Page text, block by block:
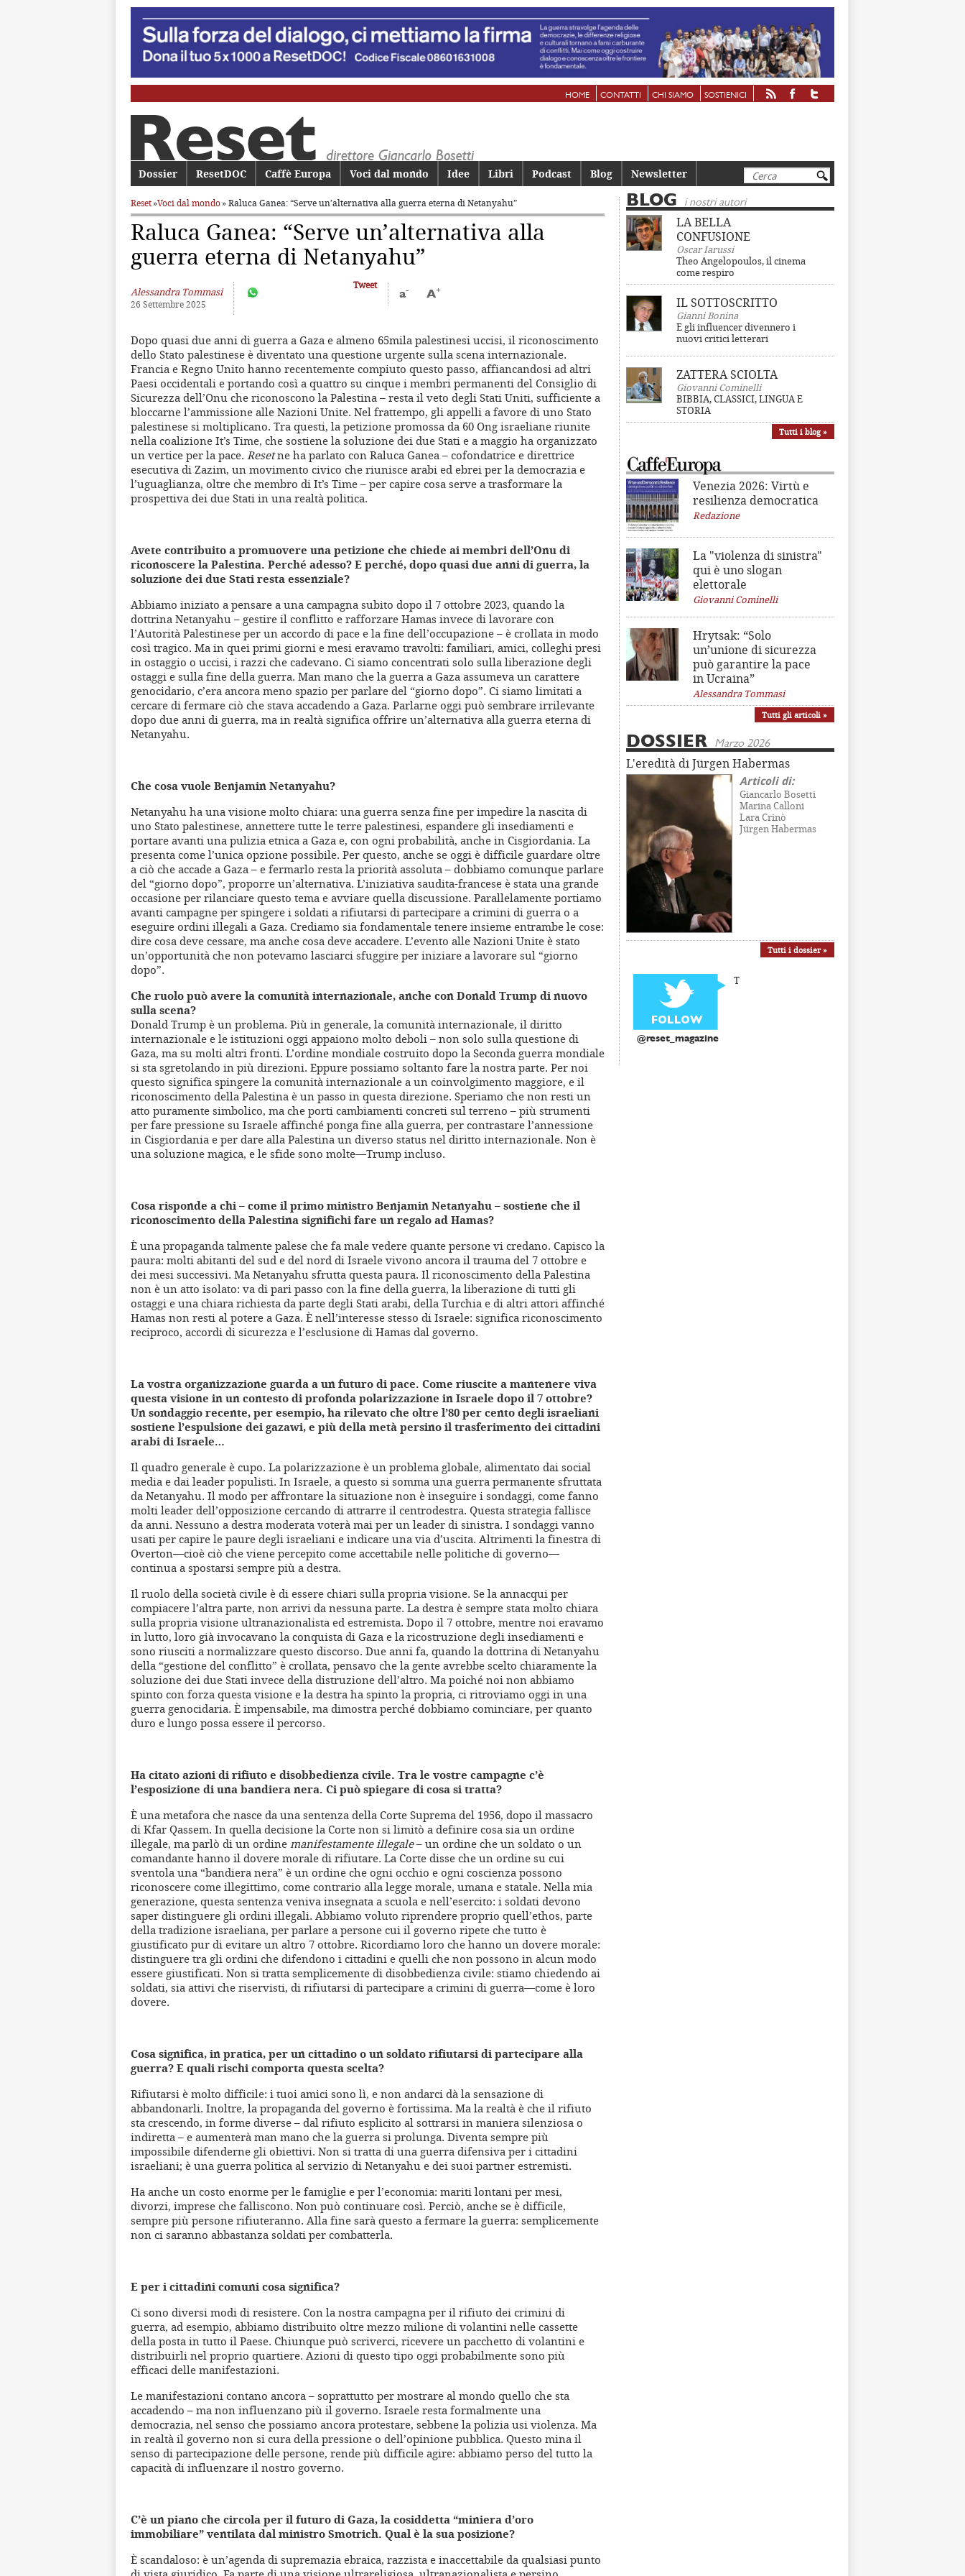
HOME CONTATTI CHI SIAMO SOSTIENICI
Cerca
Menu principale
Vai al contenuto principale
Vai al contenuto secondario
Dossier ResetDOC Caffè Europa Voci dal mondo Idee Libri Podcast Blog Newsletter
Reset»Voci dal mondo» Raluca Ganea: “Serve un’alternativa alla guerra eterna di Netanyahu”
Raluca Ganea: “Serve un’alternativa alla
guerra eterna di Netanyahu”
Alessandra Tommasi
26 Settembre 2025
Tweet
a- A+
Dopo quasi due anni di guerra a Gaza e almeno 65mila palestinesi uccisi, il riconoscimento
dello Stato palestinese è diventato una questione urgente sulla scena internazionale.
Francia e Regno Unito hanno recentemente compiuto questo passo, affiancandosi ad altri
Paesi occidentali e portando così a quattro su cinque i membri permanenti del Consiglio di
Sicurezza dell’Onu che riconoscono la Palestina – resta il veto degli Stati Uniti, sufficiente a
bloccarne l’ammissione alle Nazioni Unite. Nel frattempo, gli appelli a favore di uno Stato
palestinese si moltiplicano. Tra questi, la petizione promossa da 60 Ong israeliane riunite
nella coalizione It’s Time, che sostiene la soluzione dei due Stati e a maggio ha organizzato
un vertice per la pace. Resetne ha parlato con Raluca Ganea – cofondatrice e direttrice
esecutiva di Zazim, un movimento civico che riunisce arabi ed ebrei per la democrazia e
l’uguaglianza, oltre che membro di It’s Time – per capire cosa serve a trasformare la
prospettiva dei due Stati in una realtà politica.
Avete contribuito a promuovere una petizione che chiede ai membri dell’Onu di
riconoscere la Palestina. Perché adesso? E perché, dopo quasi due anni di guerra, la
soluzione dei due Stati resta essenziale?
Abbiamo iniziato a pensare a una campagna subito dopo il 7 ottobre 2023, quando la
dottrina Netanyahu – gestire il conflitto e rafforzare Hamas invece di lavorare con
l’Autorità Palestinese per un accordo di pace e la fine dell’occupazione – è crollata in modo
così tragico. Ma in quei primi giorni e mesi eravamo travolti: familiari, amici, colleghi presi
in ostaggio o uccisi, i razzi che cadevano. Ci siamo concentrati solo sulla liberazione degli
ostaggi e sulla fine della guerra. Man mano che la guerra a Gaza assumeva un carattere
genocidario, c’era ancora meno spazio per parlare del “giorno dopo”. Ci siamo limitati a
cercare di fermare ciò che stava accadendo a Gaza. Parlarne oggi può sembrare irrilevante
dopo due anni di guerra, ma in realtà significa offrire un’alternativa alla guerra eterna di
Netanyahu.
Che cosa vuole Benjamin Netanyahu?
Netanyahu ha una visione molto chiara: una guerra senza fine per impedire la nascita di
uno Stato palestinese, annettere tutte le terre palestinesi, espandere gli insediamenti e
portare avanti una pulizia etnica a Gaza e, con ogni probabilità, anche in Cisgiordania. La
presenta come l’unica opzione possibile. Per questo, anche se oggi è difficile guardare oltre
a ciò che accade a Gaza – e fermarlo resta la priorità assoluta – dobbiamo comunque parlare
del “giorno dopo”, proporre un’alternativa. L’iniziativa saudita-francese è stata una grande
occasione per rilanciare questo tema e avviare quella discussione. Parallelamente portiamo
avanti campagne per spingere i soldati a rifiutarsi di partecipare a crimini di guerra o a
eseguire ordini illegali a Gaza. Crediamo sia fondamentale tenere insieme entrambe le cose:
dire cosa deve cessare, ma anche cosa deve accadere. L’evento alle Nazioni Unite è stato
un’opportunità che non potevamo lasciarci sfuggire per iniziare a lavorare sul “giorno
dopo”.
Che ruolo può avere la comunità internazionale, anche con Donald Trump di nuovo
sulla scena?
Donald Trump è un problema. Più in generale, la comunità internazionale, il diritto
internazionale e le istituzioni oggi appaiono molto deboli – non solo sulla questione di
Gaza, ma su molti altri fronti. L’ordine mondiale costruito dopo la Seconda guerra mondiale
si sta sgretolando in più direzioni. Eppure possiamo soltanto fare la nostra parte. Per noi
questo significa spingere la comunità internazionale a un coinvolgimento maggiore, e il
riconoscimento della Palestina è un passo in questa direzione. Speriamo che non resti un
atto puramente simbolico, ma che porti cambiamenti concreti sul terreno – più strumenti
per fare pressione su Israele affinché ponga fine alla guerra, per contrastare l’annessione
in Cisgiordania e per dare alla Palestina un diverso status nel diritto internazionale. Non è
una soluzione magica, e le sfide sono molte—Trump incluso.
Cosa risponde a chi – come il primo ministro Benjamin Netanyahu – sostiene che il
riconoscimento della Palestina significhi fare un regalo ad Hamas?
È una propaganda talmente palese che fa male vedere quante persone vi credano. Capisco la
paura: molti abitanti del sud e del nord di Israele vivono ancora il trauma del 7 ottobre e
dei mesi successivi. Ma Netanyahu sfrutta questa paura. Il riconoscimento della Palestina
non è un atto isolato: va di pari passo con la fine della guerra, la liberazione di tutti gli
ostaggi e una chiara richiesta da parte degli Stati arabi, della Turchia e di altri attori affinché
Hamas non resti al potere a Gaza. È nell’interesse stesso di Israele: significa riconoscimento
reciproco, accordi di sicurezza e l’esclusione di Hamas dal governo.
La vostra organizzazione guarda a un futuro di pace. Come riuscite a mantenere viva
questa visione in un contesto di profonda polarizzazione in Israele dopo il 7 ottobre?
Un sondaggio recente, per esempio, ha rilevato che oltre l’80 per cento degli israeliani
sostiene l’espulsione dei gazawi, e più della metà persino il trasferimento dei cittadini
arabi di Israele…
Il quadro generale è cupo. La polarizzazione è un problema globale, alimentato dai social
media e dai leader populisti. In Israele, a questo si somma una guerra permanente sfruttata
da Netanyahu. Il modo per affrontare la situazione non è inseguire i sondaggi, come fanno
molti leader dell’opposizione cercando di attrarre il centrodestra. Questa strategia fallisce
da anni. Nessuno a destra moderata voterà mai per un leader di sinistra. I sondaggi vanno
usati per capire le paure degli israeliani e indicare una via d’uscita. Altrimenti la finestra di
Overton—cioè ciò che viene percepito come accettabile nelle politiche di governo—
continua a spostarsi sempre più a destra.
Il ruolo della società civile è di essere chiari sulla propria visione. Se la annacqui per
compiacere l’altra parte, non arrivi da nessuna parte. La destra è sempre stata molto chiara
sulla propria visione ultranazionalista ed estremista. Dopo il 7 ottobre, mentre noi eravamo
in lutto, loro già invocavano la conquista di Gaza e la ricostruzione degli insediamenti e
sono riusciti a normalizzare questo discorso. Due anni fa, quando la dottrina di Netanyahu
della “gestione del conflitto” è crollata, pensavo che la gente avrebbe scelto chiaramente la
soluzione dei due Stati invece della distruzione dell’altro. Ma poiché noi non abbiamo
spinto con forza questa visione e la destra ha spinto la propria, ci ritroviamo oggi in una
guerra genocidaria. È impensabile, ma dimostra perché dobbiamo cominciare, per quanto
duro e lungo possa essere il percorso.
Ha citato azioni di rifiuto e disobbedienza civile. Tra le vostre campagne c’è
l’esposizione di una bandiera nera. Ci può spiegare di cosa si tratta?
È una metafora che nasce da una sentenza della Corte Suprema del 1956, dopo il massacro
di Kfar Qassem. In quella decisione la Corte non si limitò a definire cosa sia un ordine
illegale, ma parlò di un ordine manifestamente illegale– un ordine che un soldato o un
comandante hanno il dovere morale di rifiutare. La Corte disse che un ordine su cui
sventola una “bandiera nera” è un ordine che ogni occhio e ogni coscienza possono
riconoscere come illegittimo, come contrario alla legge morale, umana e statale. Nella mia
generazione, questa sentenza veniva insegnata a scuola e nell’esercito: i soldati devono
saper distinguere gli ordini illegali. Abbiamo voluto riprendere proprio quell’ethos, parte
della tradizione israeliana, per parlare a persone cui il governo ripete che tutto è
giustificato pur di evitare un altro 7 ottobre. Ricordiamo loro che hanno un dovere morale:
distinguere tra gli ordini che difendono i cittadini e quelli che non possono in alcun modo
essere giustificati. Non si tratta semplicemente di disobbedienza civile: stiamo chiedendo ai
soldati, sia attivi che riservisti, di rifiutarsi di partecipare a crimini di guerra—come è loro
dovere.
Cosa significa, in pratica, per un cittadino o un soldato rifiutarsi di partecipare alla
guerra? E quali rischi comporta questa scelta?
Rifiutarsi è molto difficile: i tuoi amici sono lì, e non andarci dà la sensazione di
abbandonarli. Inoltre, la propaganda del governo è fortissima. Ma la realtà è che il rifiuto
sta crescendo, in forme diverse – dal rifiuto esplicito al sottrarsi in maniera silenziosa o
indiretta – e aumenterà man mano che la guerra si prolunga. Diventa sempre più
impossibile difenderne gli obiettivi. Non si tratta di una guerra difensiva per i cittadini
israeliani; è una guerra politica al servizio di Netanyahu e dei suoi partner estremisti.
Ha anche un costo enorme per le famiglie e per l’economia: mariti lontani per mesi,
divorzi, imprese che falliscono. Non può continuare così. Perciò, anche se è difficile,
sempre più persone rifiuteranno. Alla fine sarà questo a fermare la guerra: semplicemente
non ci saranno abbastanza soldati per combatterla.
E per i cittadini comuni cosa significa?
Ci sono diversi modi di resistere. Con la nostra campagna per il rifiuto dei crimini di
guerra, ad esempio, abbiamo distribuito oltre mezzo milione di volantini nelle cassette
della posta in tutto il Paese. Chiunque può scriverci, ricevere un pacchetto di volantini e
distribuirli nel proprio quartiere. Azioni di questo tipo oggi probabilmente sono più
efficaci delle manifestazioni.
Le manifestazioni contano ancora – soprattutto per mostrare al mondo quello che sta
accadendo – ma non influenzano più il governo. Israele resta formalmente una
democrazia, nel senso che possiamo ancora protestare, sebbene la polizia usi violenza. Ma
in realtà il governo non si cura della pressione o dell’opinione pubblica. Questo mina il
senso di partecipazione delle persone, rende più difficile agire: abbiamo perso del tutto la
capacità di influenzare il nostro governo.
C’è un piano che circola per il futuro di Gaza, la cosiddetta “miniera d’oro
immobiliare” ventilata dal ministro Smotrich. Qual è la sua posizione?
È scandaloso: è un’agenda di supremazia ebraica, razzista e inaccettabile da qualsiasi punto
BLOG i nostri autori
LA BELLA
CONFUSIONE
Oscar Iarussi
Theo Angelopoulos, il cinema
come respiro
IL SOTTOSCRITTO
Gianni Bonina
E gli influencer divennero i
nuovi critici letterari
ZATTERA SCIOLTA
Giovanni Cominelli
BIBBIA, CLASSICI, LINGUA E
STORIA
Tutti i blog »
Venezia 2026: Virtù e
resilienza democratica
Redazione
La "violenza di sinistra"
qui è uno slogan
elettorale
Giovanni Cominelli
Hrytsak: “Solo
un’unione di sicurezza
può garantire la pace
in Ucraina”
Alessandra Tommasi
Tutti gli articoli »
DOSSIER Marzo 2026
L'eredità di Jürgen Habermas
Articoli di:
Giancarlo Bosetti
Marina Calloni
Lara Crinò
Jürgen Habermas
Tutti i dossier »
@reset_magazine
T